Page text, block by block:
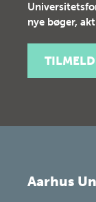
nye bøger,
Aarhus